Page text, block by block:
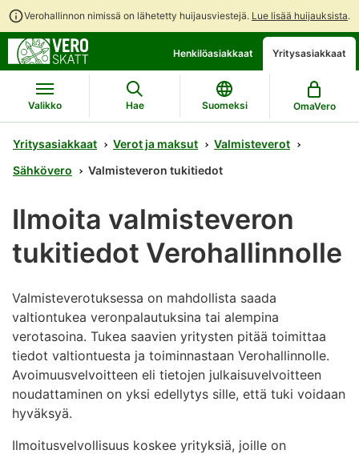
Verohallinnon nimissä on lähetetty huijausviestejä. Lue lisää huijauksista.
suoraan
sisältöön
koko
sivuston
hakuun
Henkilöasiakkaat Yritysasiakkaat
Valikko Hae Suomeksi OmaVero
Yritysasiakkaat Verot ja maksut
Valmisteverot
Sähkövero
Valmisteveron tukitiedot
Ilmoita valmisteveron
tukitiedot Verohallinnolle
Valmisteverotuksessa on mahdollista saada
valtiontukea veronpalautuksina tai alempina
verotasoina. Tukea saavien yritysten pitää toimittaa
tiedot valtiontuesta ja toiminnastaan Verohallinnolle.
Avoimuusvelvoitteen eli tietojen julkaisuvelvoitteen
noudattaminen on yksi edellytys sille, että tuki voidaan
hyväksyä.
Ilmoitusvelvollisuus koskee yrityksiä, joille on